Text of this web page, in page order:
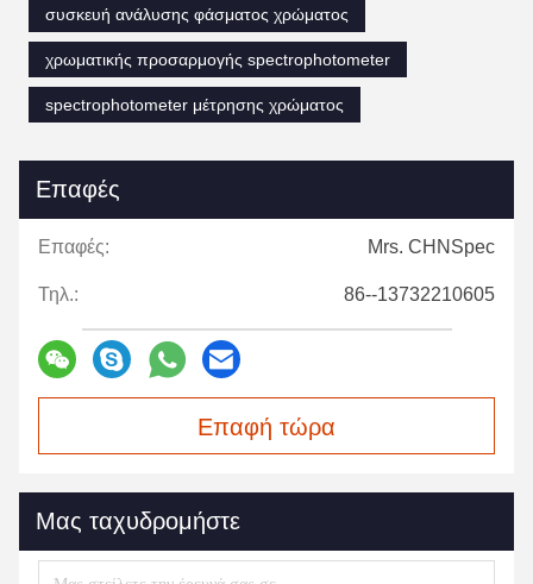
συσκευή ανάλυσης φάσματος χρώματος
χρωματικής προσαρμογής spectrophotometer
spectrophotometer μέτρησης χρώματος
Επαφές
Επαφές: Mrs. CHNSpec
Τηλ.: 86--13732210605
Επαφή τώρα
Μας ταχυδρομήστε